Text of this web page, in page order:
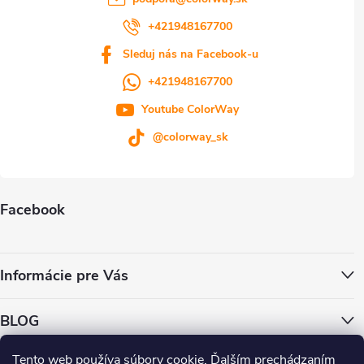
Tento web používa súbory cookie. Ďalším prechádzaním
Facebook
Informácie pre Vás
BLOG
+421948167700
Sleduj nás na Facebook-u
+421948167700
Youtube ColorWay
@colorway_sk